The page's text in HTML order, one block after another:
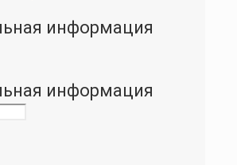
информация
информация